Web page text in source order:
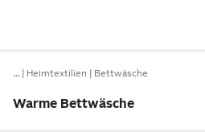
… Heimtextilien Bettwäsche
Warme Bettwäsche